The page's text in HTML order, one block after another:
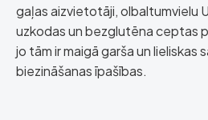
gaļas aizvietotāji, olbaltumvielu
uzkodas un bezglutēna ceptas
jo tām ir maigā garša un lieliskas
biezināšanas īpašības.